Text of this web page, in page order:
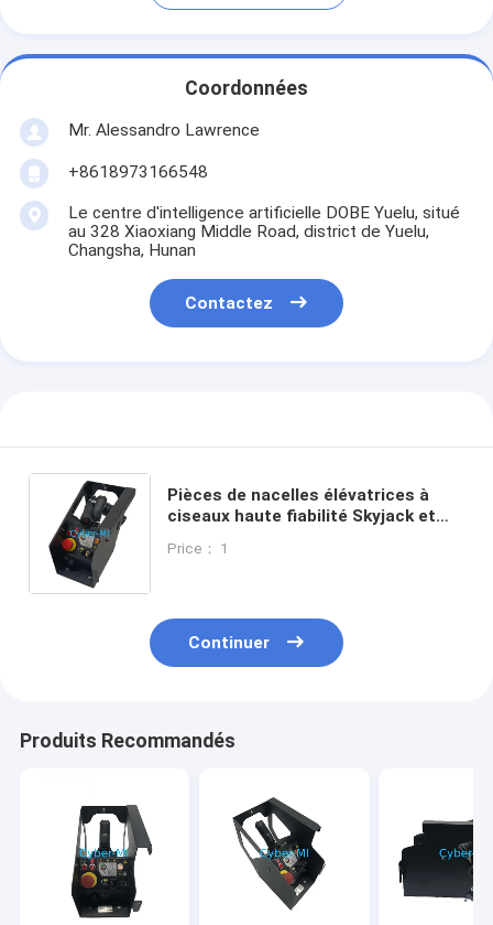
Coordonnées
Mr. Alessandro Lawrence
+8618973166548
Le centre d'intelligence artificielle DOBE Yuelu, situé
au 328 Xiaoxiang Middle Road, district de Yuelu,
Changsha, Hunan
Contactez
Pièces de nacelles élévatrices à
ciseaux haute fiabilité Skyjack et
élévatrices, varient selon la pièce,
Price： 1
Continuer
Produits Recommandés